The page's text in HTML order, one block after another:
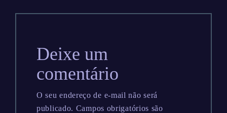
Deixe um
comentário
O seu endereço de e-mail não será
publicado. Campos obrigatórios são